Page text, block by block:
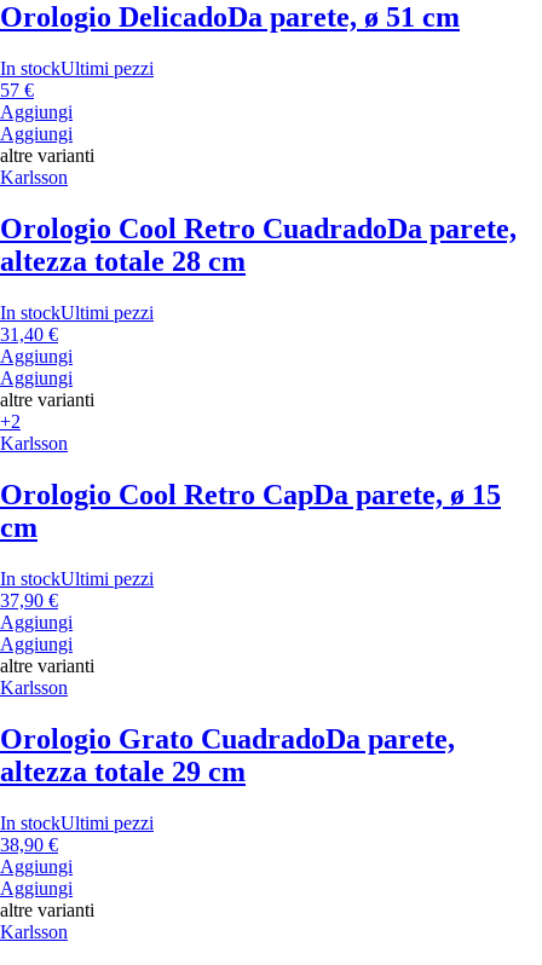
Orologio DelicadoDa parete, ø 51 cm
In stockUltimi pezzi
57 €
Aggiungi
Aggiungi
altre varianti
Karlsson
Orologio Cool Retro CuadradoDa parete,
altezza totale 28 cm
In stockUltimi pezzi
31,40 €
Aggiungi
Aggiungi
altre varianti
+2
Karlsson
Orologio Cool Retro CapDa parete, ø 15
cm
In stockUltimi pezzi
37,90 €
Aggiungi
Aggiungi
altre varianti
Karlsson
Orologio Grato CuadradoDa parete,
altezza totale 29 cm
In stockUltimi pezzi
38,90 €
Aggiungi
Aggiungi
altre varianti
Karlsson